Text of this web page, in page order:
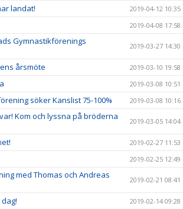
landat! 2019-04-12 10:35
2019-04-08 17:58
Gymnastikförenings
2019-03-27 14:30
årsmöte 2019-03-10 19:58
2019-03-08 10:51
söker Kanslist 75-100% 2019-03-08 10:16
Kom och lyssna på bröderna
2019-03-05 14:04
2019-02-27 11:53
2019-02-25 12:49
med Thomas och Andreas
2019-02-21 08:41
2019-02-14 09:28